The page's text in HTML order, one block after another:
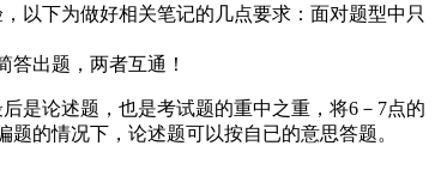
以下为做好相关笔记的几点要求：面对题型中只
出题，两者互通！
是论述题，也是考试题的重中之重，将6－7点的
的情况下，论述题可以按自已的意思答题。